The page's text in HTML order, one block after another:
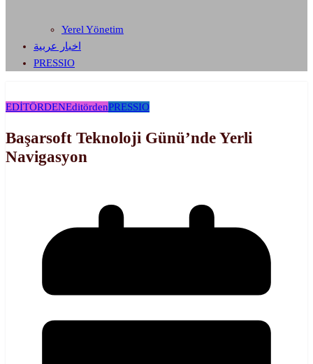
Yerel Yönetim
اخبار عربية
PRESSIO
EDİTÖRDENEditördenPRESSIO
Başarsoft Teknoloji Günü’nde Yerli
Navigasyon